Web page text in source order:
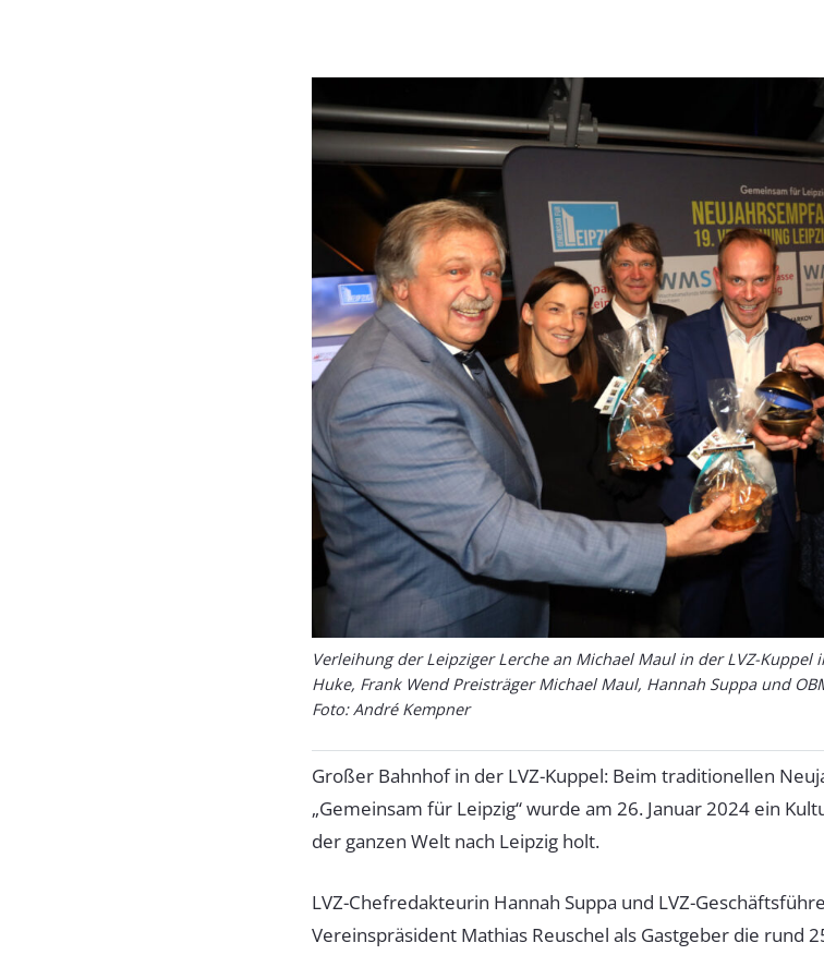
Verleihung der Leipziger Lerche an Michael Maul in der LVZ-Kuppel
Huke, Frank Wend Preisträger Michael Maul, Hannah Suppa und
Foto: André Kempner
Großer Bahnhof in der LVZ-Kuppel: Beim traditionellen
„Gemeinsam für Leipzig“ wurde am 26. Januar 2024 ein
der ganzen Welt nach Leipzig holt.
LVZ-Chefredakteurin Hannah Suppa und LVZ-
Vereinspräsident Mathias Reuschel als Gastgeber die rund